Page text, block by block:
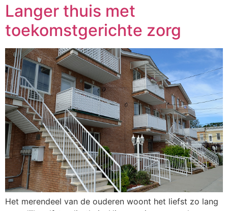
Langer thuis met
toekomstgerichte zorg
Het merendeel van de ouderen woont het liefst zo lang